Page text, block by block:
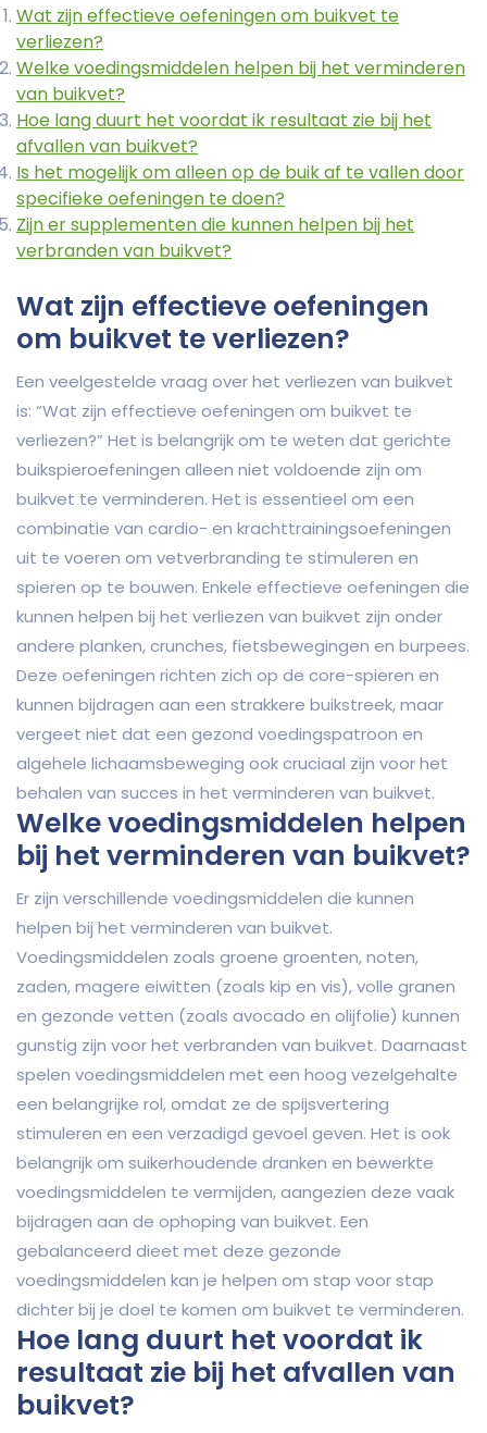
Wat zijn effectieve oefeningen om buikvet te
verliezen?
Welke voedingsmiddelen helpen bij het verminderen
van buikvet?
Hoe lang duurt het voordat ik resultaat zie bij het
afvallen van buikvet?
Is het mogelijk om alleen op de buik af te vallen door
specifieke oefeningen te doen?
Zijn er supplementen die kunnen helpen bij het
verbranden van buikvet?
Wat zijn effectieve oefeningen
om buikvet te verliezen?
Een veelgestelde vraag over het verliezen van buikvet
is: “Wat zijn effectieve oefeningen om buikvet te
verliezen?” Het is belangrijk om te weten dat gerichte
buikspieroefeningen alleen niet voldoende zijn om
buikvet te verminderen. Het is essentieel om een
combinatie van cardio- en krachttrainingsoefeningen
uit te voeren om vetverbranding te stimuleren en
spieren op te bouwen. Enkele effectieve oefeningen die
kunnen helpen bij het verliezen van buikvet zijn onder
andere planken, crunches, fietsbewegingen en burpees.
Deze oefeningen richten zich op de core-spieren en
kunnen bijdragen aan een strakkere buikstreek, maar
vergeet niet dat een gezond voedingspatroon en
algehele lichaamsbeweging ook cruciaal zijn voor het
behalen van succes in het verminderen van buikvet.
Welke voedingsmiddelen helpen
bij het verminderen van buikvet?
Er zijn verschillende voedingsmiddelen die kunnen
helpen bij het verminderen van buikvet.
Voedingsmiddelen zoals groene groenten, noten,
zaden, magere eiwitten (zoals kip en vis), volle granen
en gezonde vetten (zoals avocado en olijfolie) kunnen
gunstig zijn voor het verbranden van buikvet. Daarnaast
spelen voedingsmiddelen met een hoog vezelgehalte
een belangrijke rol, omdat ze de spijsvertering
stimuleren en een verzadigd gevoel geven. Het is ook
belangrijk om suikerhoudende dranken en bewerkte
voedingsmiddelen te vermijden, aangezien deze vaak
bijdragen aan de ophoping van buikvet. Een
gebalanceerd dieet met deze gezonde
voedingsmiddelen kan je helpen om stap voor stap
dichter bij je doel te komen om buikvet te verminderen.
Hoe lang duurt het voordat ik
resultaat zie bij het afvallen van
buikvet?